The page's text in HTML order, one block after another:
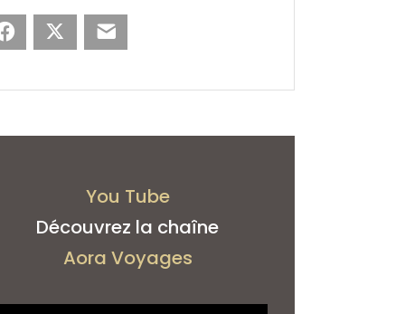
Facebook
You Tube
Découvrez la chaîne
Aora Voyages